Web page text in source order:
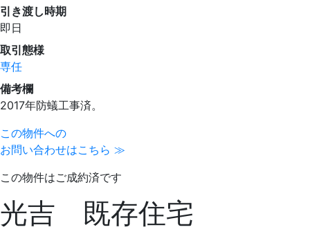
引き渡し時期
即日
取引態様
専任
備考欄
2017年防蟻工事済。
この物件への
お問い合わせはこちら ≫
この物件はご成約済です
光吉 既存住宅